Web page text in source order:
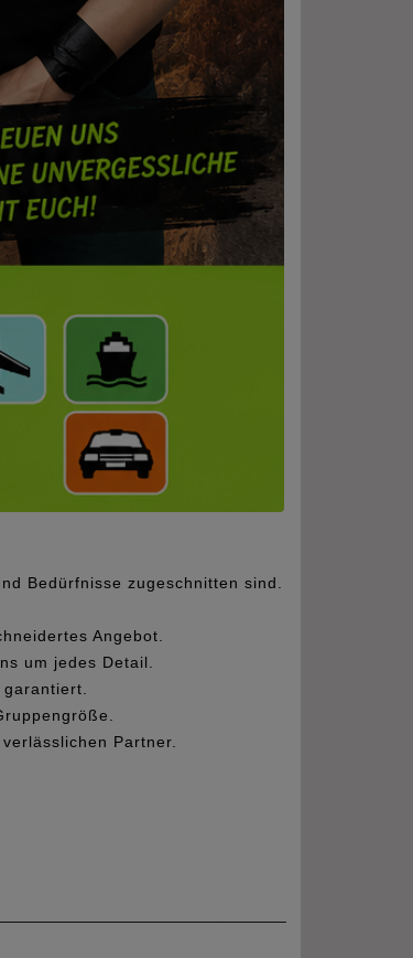
Bedürfnisse zugeschnitten sind.
Angebot.
um jedes Detail.
Partner.